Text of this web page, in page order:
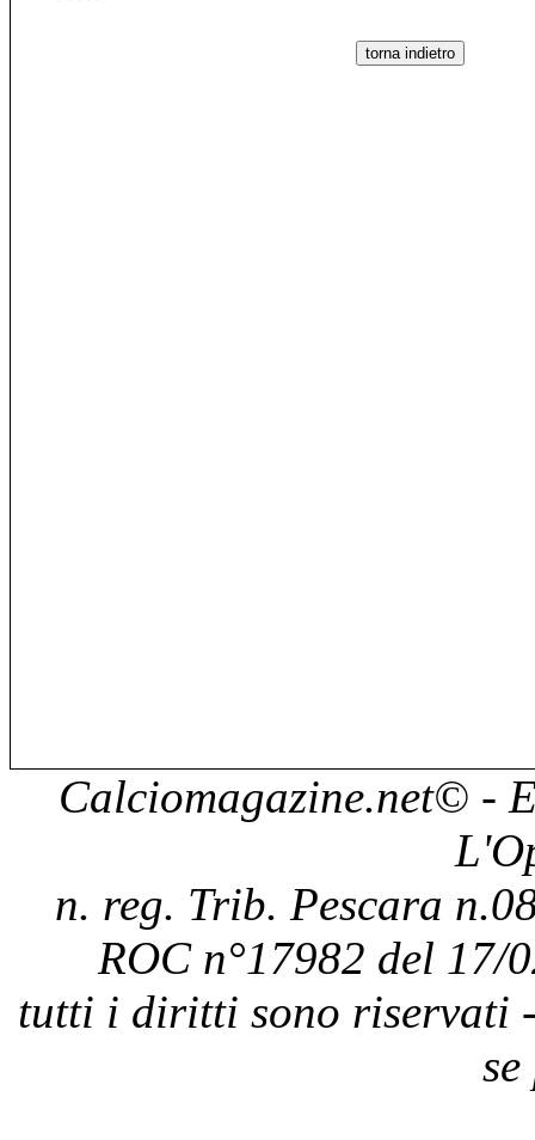
Calciomagazine.net© -
n. reg. Trib. Pescara
ROC n°17982 del 17/
tutti i diritti sono riservati